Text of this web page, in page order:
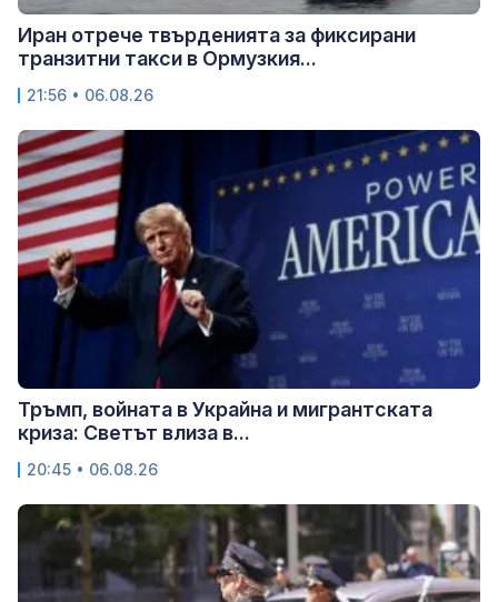
Иран отрече твърденията за фиксирани
транзитни такси в Ормузкия...
21:56 • 06.08.26
Тръмп, войната в Украйна и мигрантската
криза: Светът влиза в...
20:45 • 06.08.26